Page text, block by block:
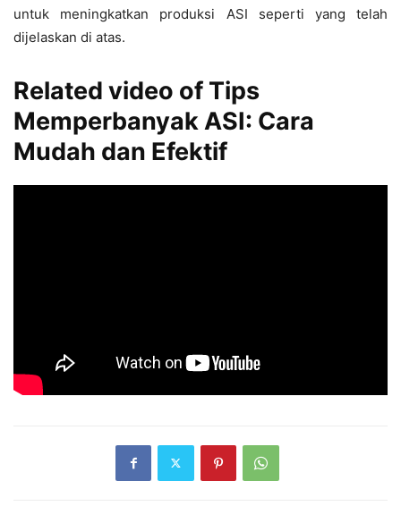
untuk meningkatkan produksi ASI seperti yang telah
dijelaskan di atas.
Related video of Tips
Memperbanyak ASI: Cara
Mudah dan Efektif